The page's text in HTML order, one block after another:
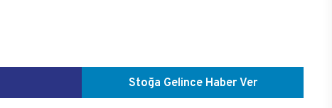
Stoğa Gelince Haber Ver